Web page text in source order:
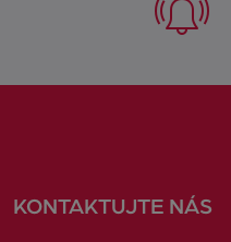
KONTAKTUJTE NÁS